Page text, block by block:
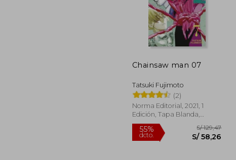
dcto.
Chainsaw man 07
Tatsuki Fujimoto
(2)
Norma Editorial, 2021, 1
Edición, Tapa Blanda,
Nuevo